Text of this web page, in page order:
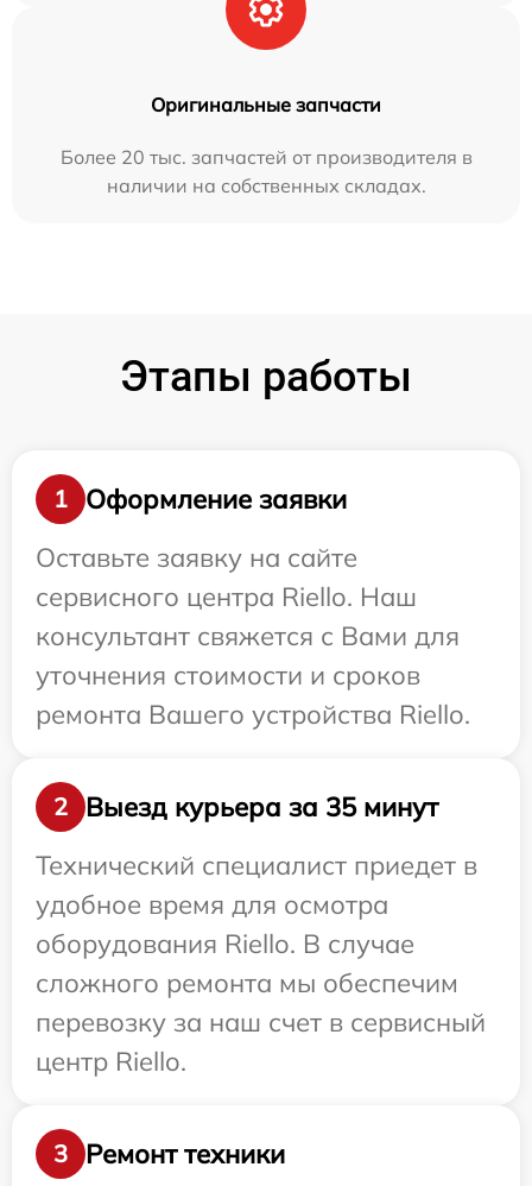
Оригинальные запчасти
Более 20 тыс. запчастей от производителя в
наличии на собственных складах.
Этапы работы
1
Оформление заявки
Оставьте заявку на сайте
сервисного центра Riello. Наш
консультант свяжется с Вами для
уточнения стоимости и сроков
ремонта Вашего устройства Riello.
2
Выезд курьера за 35 минут
Технический специалист приедет в
удобное время для осмотра
оборудования Riello. В случае
сложного ремонта мы обеспечим
перевозку за наш счет в сервисный
центр Riello.
3 Ремонт техники